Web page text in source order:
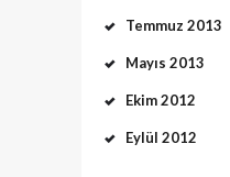
Temmuz 2013
Mayıs 2013
Ekim 2012
Eylül 2012